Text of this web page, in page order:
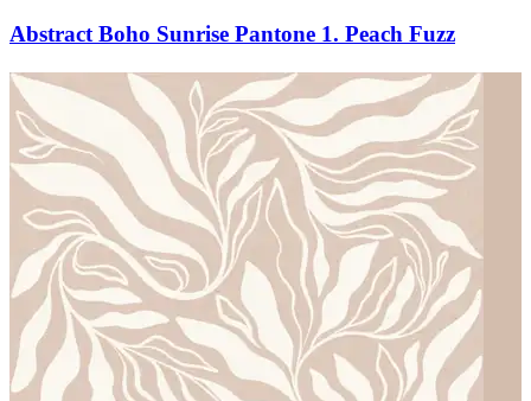
Abstract Boho Sunrise Pantone 1. Peach Fuzz